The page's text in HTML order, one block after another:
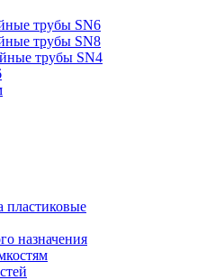
трубы SN6
трубы SN8
трубы SN4
пластиковые
назначения